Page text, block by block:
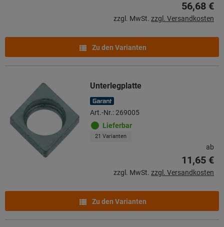
56,68 €
zzgl. MwSt. zzgl. Versandkosten
Zu den Varianten
Unterlegplatte
Art.-Nr.: 269005
Lieferbar
21 Varianten
ab
11,65 €
zzgl. MwSt. zzgl. Versandkosten
Zu den Varianten